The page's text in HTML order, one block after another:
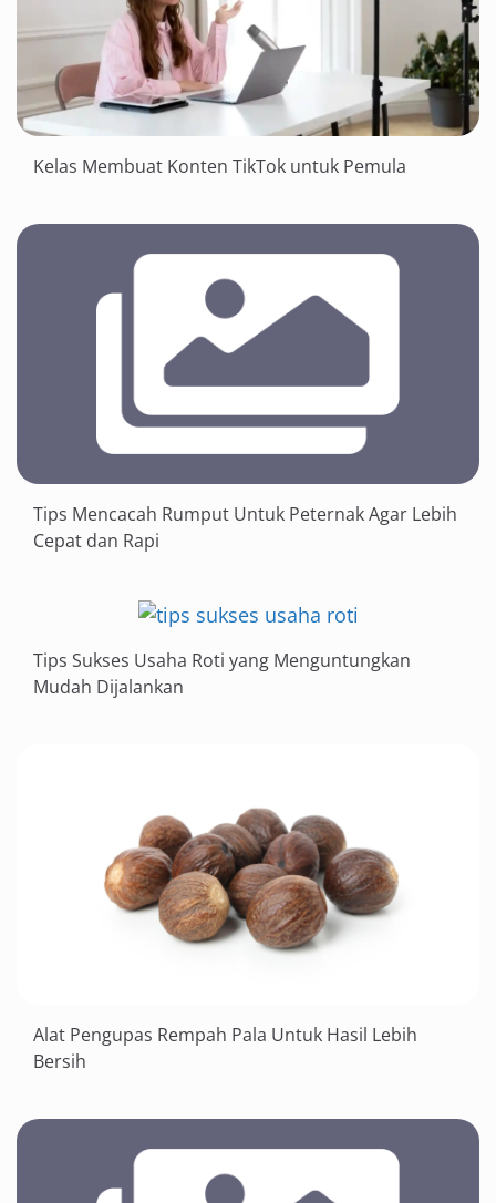
Kelas Membuat Konten TikTok untuk Pemula
Tips Mencacah Rumput Untuk Peternak Agar Lebih
Cepat dan Rapi
Tips Sukses Usaha Roti yang Menguntungkan
Mudah Dijalankan
Alat Pengupas Rempah Pala Untuk Hasil Lebih
Bersih